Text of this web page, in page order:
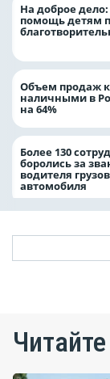
На доброе
помощь детям
Объем продаж
наличными в
на 64%
Более 130
боролись за
водителя
автомобиля